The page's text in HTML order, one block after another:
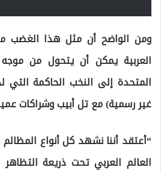
ومن الواضح أن مثل هذا الغضب
العربية يمكن أن يتحول من موجه
المتحدة إلى النخب الحاكمة التي
غير رسمية) مع تل أبيب وشراكات
“أعتقد أننا نشهد كل أنواع
العالم العربي تحت ذريعة